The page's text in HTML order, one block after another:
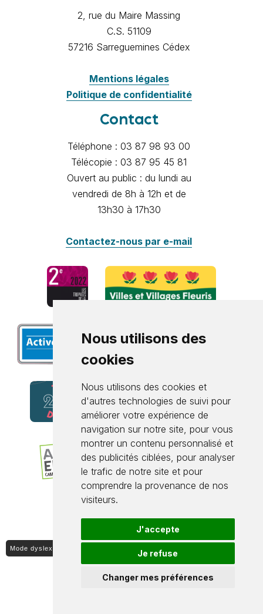
Nous utilisons des
cookies
Nous utilisons des cookies et
d'autres technologies de suivi pour
améliorer votre expérience de
navigation sur notre site, pour vous
montrer un contenu personnalisé et
des publicités ciblées, pour analyser
le trafic de notre site et pour
comprendre la provenance de nos
visiteurs.
J'accepte
Je refuse
Changer mes préférences
2, rue du Maire Massing
C.S. 51109
57216 Sarreguemines Cédex
Mentions légales
Politique de confidentialité
Contact
Téléphone : 03 87 98 93 00
Télécopie : 03 87 95 45 81
Ouvert au public : du lundi au
vendredi de 8h à 12h et de
13h30 à 17h30
Contactez-nous par e-mail
Mode dyslexique ON / OFF